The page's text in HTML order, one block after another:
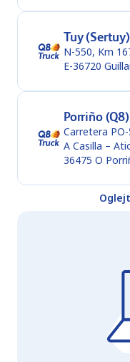
Tuy
N-550, Km
E-36720
Porriño
Carretera
A Casilla –
36475 O